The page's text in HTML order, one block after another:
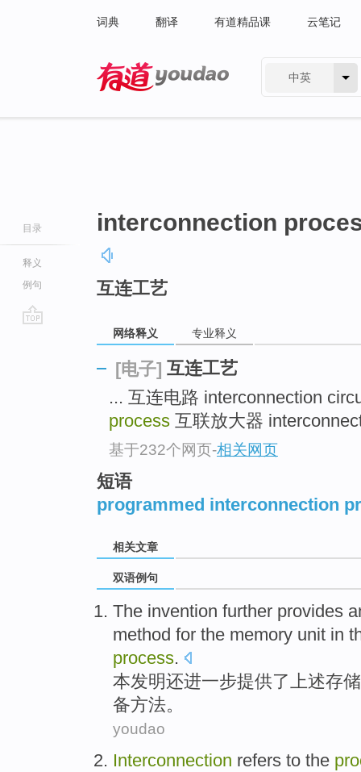
词典 翻译 有道精品课 云笔记
中英
目录
释义
例句
interconnection
互连工艺
网络释义 专业释义
[电子] 互连工艺
... 互连电路 interconnection
process 互联放大器
基于232个网页-相关网页
短语
programmed interconnection
相关文章
双语例句
The invention further provides
method for the memory unit in
process.
本发明还进一步提供了上述存储
备方法。
youdao
Interconnection refers to the